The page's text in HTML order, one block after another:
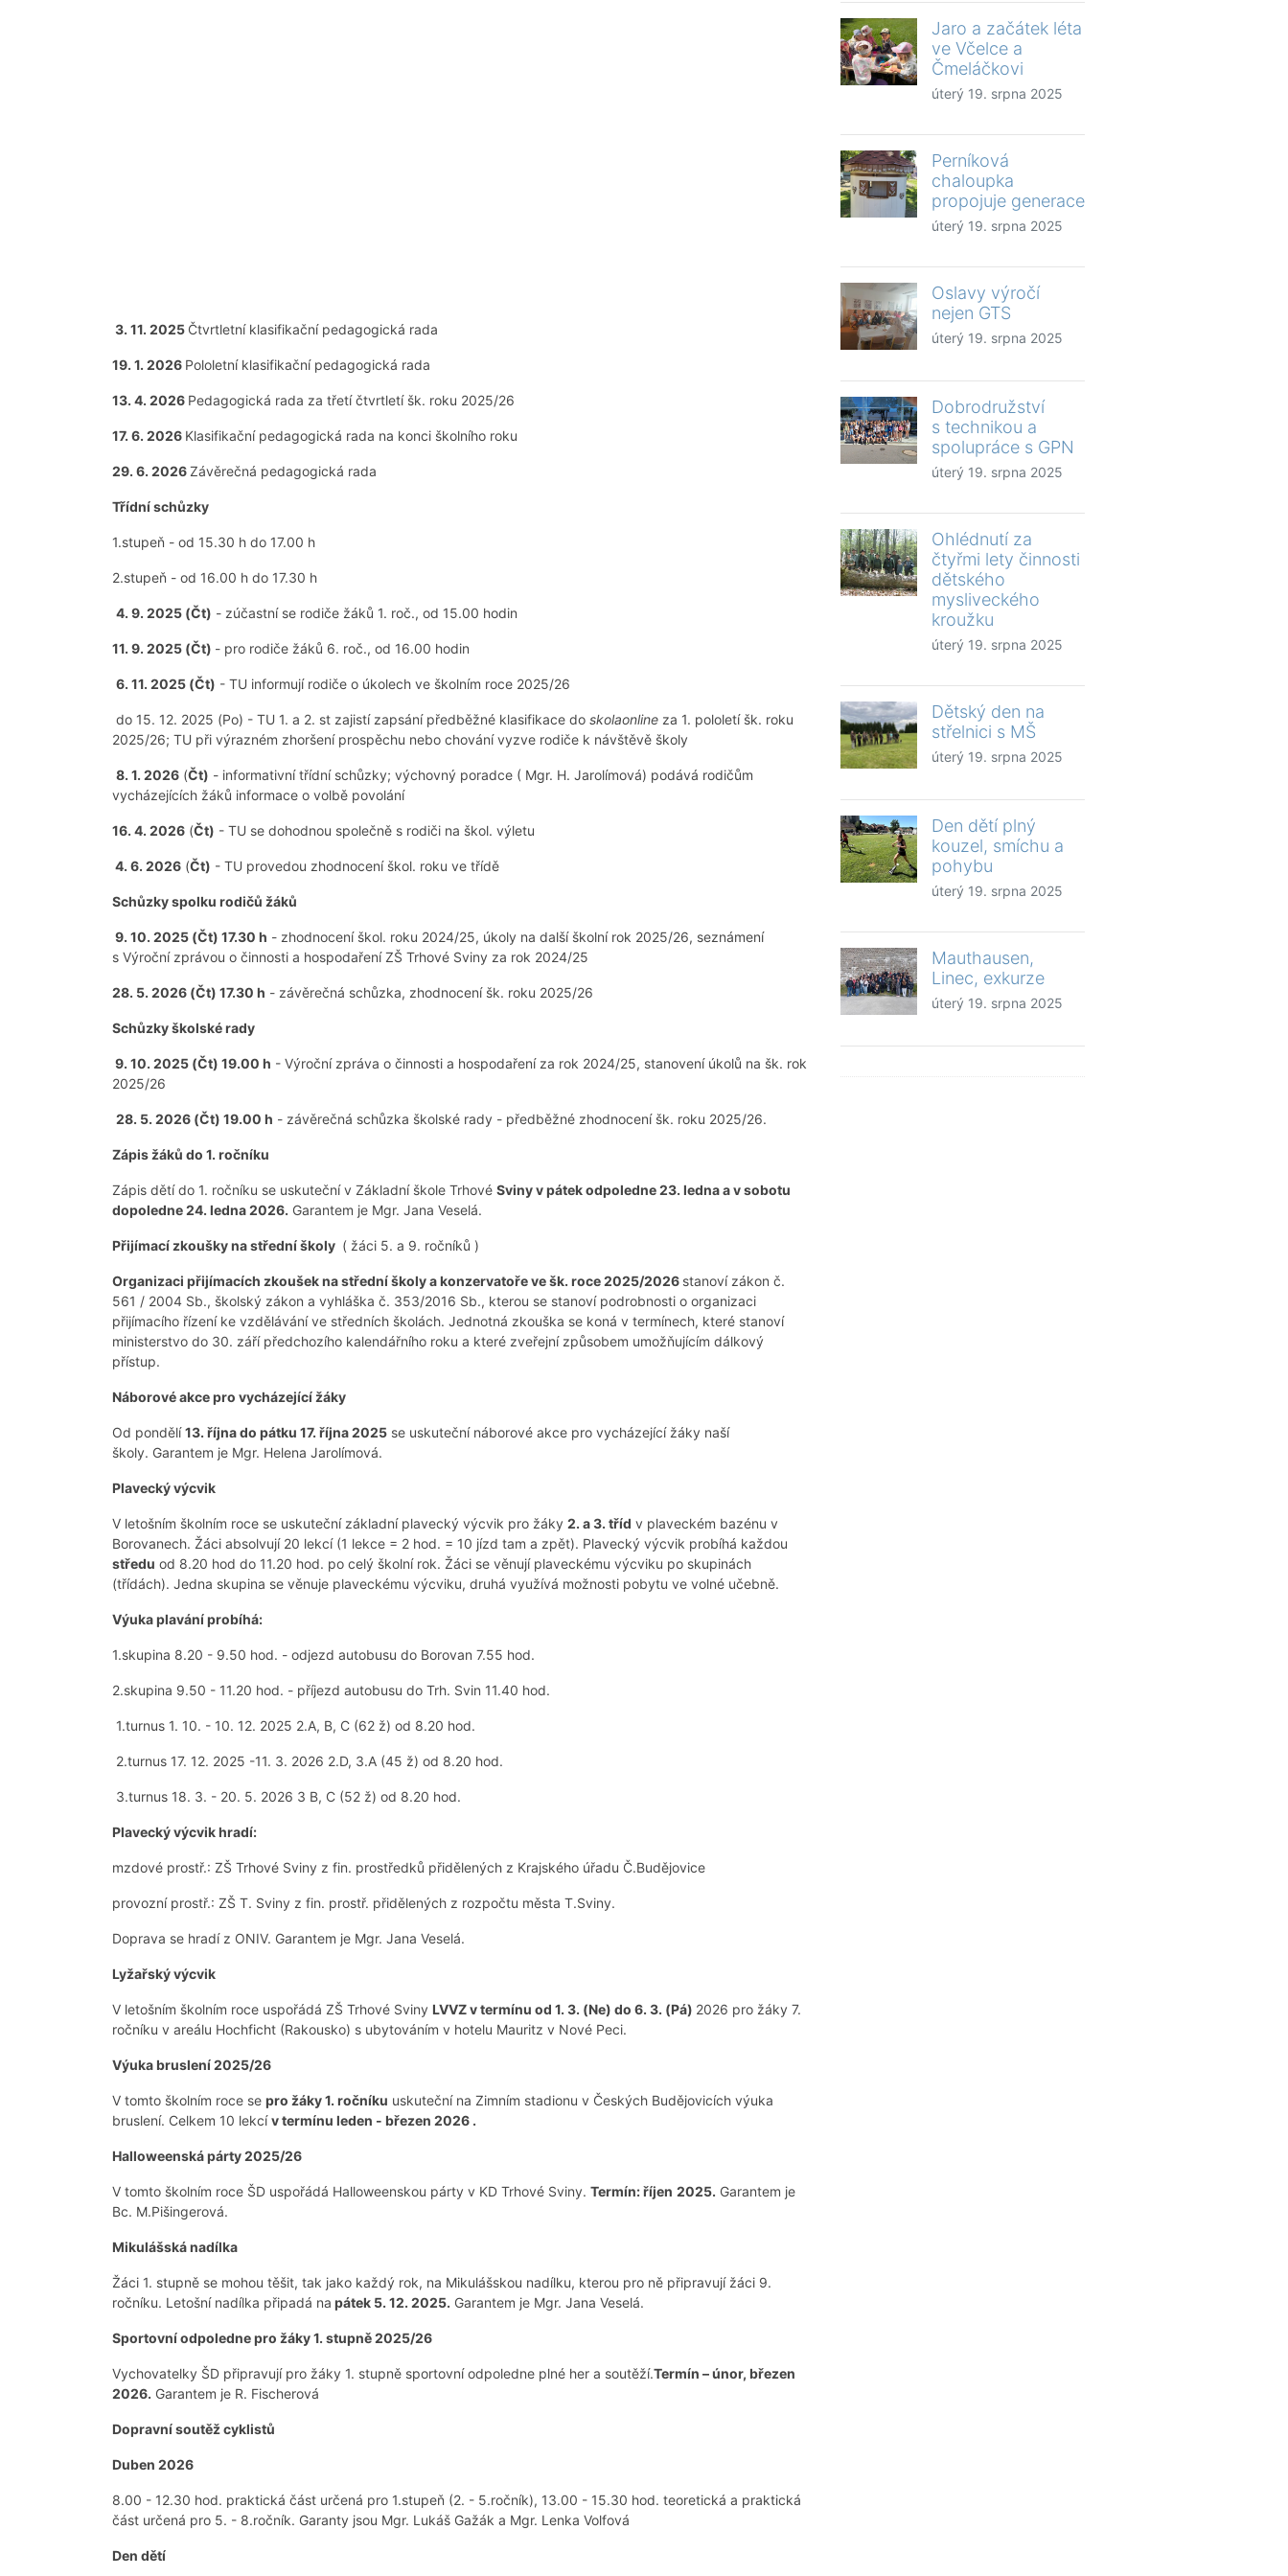
3. 11. 2025 Čtvrtletní klasifikační pedagogická rada
19. 1. 2026 Pololetní klasifikační pedagogická rada
13. 4. 2026 Pedagogická rada za třetí čtvrtletí šk. roku 2025/26
17. 6. 2026 Klasifikační pedagogická rada na konci školního roku
29. 6. 2026Závěrečná pedagogická rada
Třídní schůzky
1.stupeň - od 15.30 h do 17.00 h
2.stupeň - od 16.00 h do 17.30 h
4. 9. 2025 (Čt) - zúčastní se rodiče žáků 1. roč., od 15.00 hodin
11. 9. 2025 (Čt) - pro rodiče žáků 6. roč., od 16.00 hodin
6. 11. 2025 (Čt) - TU informují rodiče o úkolech ve školním roce 2025/26
do 15. 12. 2025 (Po) - TU 1. a 2. st zajistí zapsání předběžné klasifikace do skolaonline za 1. pololetí šk. roku
2025/26; TU při výrazném zhoršení prospěchu nebo chování vyzve rodiče k návštěvě školy
8. 1. 2026 (Čt) - informativní třídní schůzky; výchovný poradce ( Mgr. H. Jarolímová) podává rodičům
vycházejících žáků informace o volbě povolání
16. 4. 2026 (Čt) - TU se dohodnou společně s rodiči na škol. výletu
4. 6. 2026 (Čt) - TU provedou zhodnocení škol. roku ve třídě
Schůzky spolku rodičů žáků
9. 10. 2025 (Čt) 17.30 h - zhodnocení škol. roku 2024/25, úkoly na další školní rok 2025/26, seznámení
s Výroční zprávou o činnosti a hospodaření ZŠ Trhové Sviny za rok 2024/25
28. 5. 2026 (Čt) 17.30 h - závěrečná schůzka, zhodnocení šk. roku 2025/26
Schůzky školské rady
9. 10. 2025 (Čt) 19.00 h - Výroční zpráva o činnosti a hospodaření za rok 2024/25, stanovení úkolů na šk. rok
2025/26
28. 5. 2026 (Čt) 19.00 h - závěrečná schůzka školské rady - předběžné zhodnocení šk. roku 2025/26.
Zápis žáků do 1. ročníku
Zápis dětí do 1. ročníku se uskuteční v Základní škole Trhové Sviny v pátek odpoledne 23. ledna a v sobotu
dopoledne 24. ledna 2026. Garantem je Mgr. Jana Veselá.
Přijímací zkoušky na střední školy ( žáci 5. a 9. ročníků )
Organizaci přijímacích zkoušek na střední školy a konzervatoře ve šk. roce 2025/2026 stanoví zákon č.
561 / 2004 Sb., školský zákon a vyhláška č. 353/2016 Sb., kterou se stanoví podrobnosti o organizaci
přijímacího řízení ke vzdělávání ve středních školách. Jednotná zkouška se koná v termínech, které stanoví
ministerstvo do 30. září předchozího kalendářního roku a které zveřejní způsobem umožňujícím dálkový
přístup.
Náborové akce pro vycházející žáky
Od pondělí13. října do pátku 17. října 2025 se uskuteční náborové akce pro vycházející žáky naší
školy. Garantem je Mgr. Helena Jarolímová.
Plavecký výcvik
V letošním školním roce se uskuteční základní plavecký výcvik pro žáky 2. a 3. tříd v plaveckém bazénu v
Borovanech. Žáci absolvují 20 lekcí (1 lekce = 2 hod. = 10 jízd tam a zpět). Plavecký výcvik probíhá každou
středu od 8.20 hod do 11.20 hod. po celý školní rok. Žáci se věnují plaveckému výcviku po skupinách
(třídách). Jedna skupina se věnuje plaveckému výcviku, druhá využívá možnosti pobytu ve volné učebně.
Výuka plavání probíhá:
1.skupina 8.20 - 9.50 hod. - odjezd autobusu do Borovan 7.55 hod.
2.skupina 9.50 - 11.20 hod. - příjezd autobusu do Trh. Svin 11.40 hod.
1.turnus 1. 10. - 10. 12. 2025 2.A, B, C (62 ž) od 8.20 hod.
2.turnus 17. 12. 2025 -11. 3. 2026 2.D, 3.A (45 ž) od 8.20 hod.
3.turnus 18. 3. - 20. 5. 2026 3 B, C (52 ž) od 8.20 hod.
Plavecký výcvik hradí:
mzdové prostř.: ZŠ Trhové Sviny z fin. prostředků přidělených z Krajského úřadu Č.Budějovice
provozní prostř.: ZŠ T. Sviny z fin. prostř. přidělených z rozpočtu města T.Sviny.
Doprava se hradí z ONIV. Garantem je Mgr. Jana Veselá.
Lyžařský výcvik
V letošním školním roce uspořádá ZŠ Trhové Sviny LVVZ v termínu od 1. 3. (Ne) do 6. 3. (Pá) 2026 pro žáky 7.
ročníku v areálu Hochficht (Rakousko) s ubytováním v hotelu Mauritz v Nové Peci.
Výuka bruslení 2025/26
V tomto školním roce se pro žáky 1. ročníku uskuteční na Zimním stadionu v Českých Budějovicích výuka
bruslení. Celkem 10 lekcív termínu leden - březen 2026 .
Halloweenská párty 2025/26
V tomto školním roce ŠD uspořádá Halloweenskou párty v KD Trhové Sviny. Termín: říjen 2025. Garantem je
Bc. M.Pišingerová.
Mikulášská nadílka
Žáci 1. stupně se mohou těšit, tak jako každý rok, na Mikulášskou nadílku, kterou pro ně připravují žáci 9.
ročníku. Letošní nadílka připadá na pátek 5. 12. 2025. Garantem je Mgr. Jana Veselá.
Sportovní odpoledne pro žáky 1. stupně 2025/26
Vychovatelky ŠD připravují pro žáky 1. stupně sportovní odpoledne plné her a soutěží.Termín – únor, březen
2026. Garantem je R. Fischerová
Dopravní soutěž cyklistů
Duben 2026
8.00 - 12.30 hod. praktická část určená pro 1.stupeň (2. - 5.ročník), 13.00 - 15.30 hod. teoretická a praktická
část určená pro 5. - 8.ročník. Garanty jsou Mgr. Lukáš Gažák a Mgr. Lenka Volfová
Den dětí
Jaro a začátek léta
ve Včelce a
Čmeláčkovi
úterý 19. srpna 2025
Perníková
chaloupka
propojuje generace
úterý 19. srpna 2025
Oslavy výročí
nejen GTS
úterý 19. srpna 2025
Dobrodružství
s technikou a
spolupráce s GPN
úterý 19. srpna 2025
Ohlédnutí za
čtyřmi lety činnosti
dětského
mysliveckého
kroužku
úterý 19. srpna 2025
Dětský den na
střelnici s MŠ
úterý 19. srpna 2025
Den dětí plný
kouzel, smíchu a
pohybu
úterý 19. srpna 2025
Mauthausen,
Linec, exkurze
úterý 19. srpna 2025